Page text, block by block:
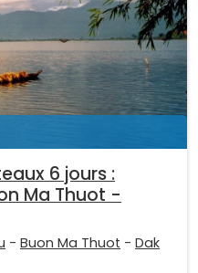
6 jours :
Ma Thuot -
- Buon Ma Thuot - Dak